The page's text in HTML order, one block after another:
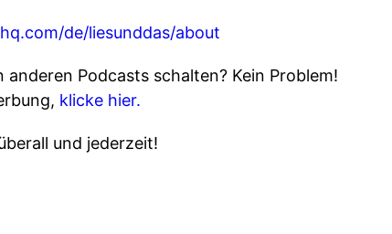
de/liesunddas/about
Podcasts schalten? Kein Problem!
klicke hier.
und jederzeit!